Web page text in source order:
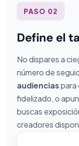
PASO 02
Define el
No dispares a
número de
audienciaspara
fidelizado, o
buscas
creadores